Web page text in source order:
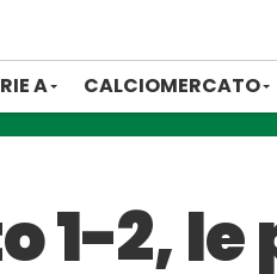
A CALCIOMERCATO
1-2, le